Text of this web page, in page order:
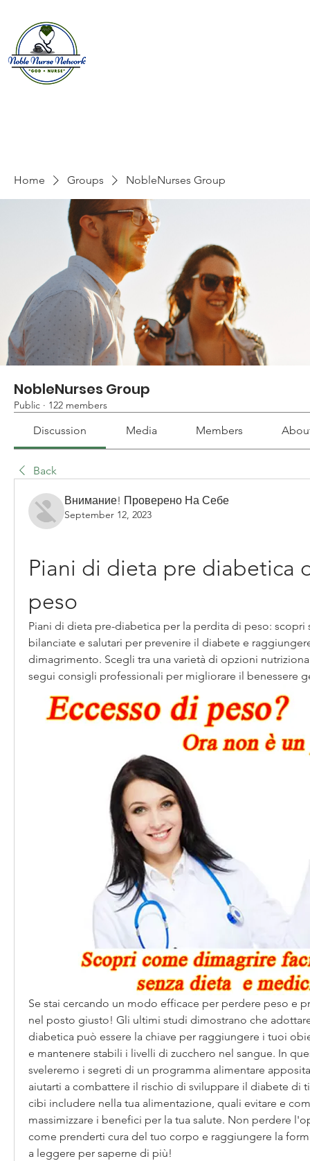
Home Groups NobleNurses Group
NobleNurses Group
Public · 122 members
Discussion Media Members
Back
Внимание! Проверено На Себе
September 12, 2023
Piani di dieta pre diabetica
peso
Piani di dieta pre-diabetica per la perdita di peso: scopri
bilanciate e salutari per prevenire il diabete e
dimagrimento. Scegli tra una varietà di opzioni
segui consigli professionali per migliorare il benessere
Se stai cercando un modo efficace per perdere peso e
nel posto giusto! Gli ultimi studi dimostrano che
diabetica può essere la chiave per raggiungere i tuoi
e mantenere stabili i livelli di zucchero nel sangue. In
sveleremo i segreti di un programma alimentare
aiutarti a combattere il rischio di sviluppare il diabete di
cibi includere nella tua alimentazione, quali evitare e
massimizzare i benefici per la tua salute. Non perdere
come prenderti cura del tuo corpo e raggiungere la
a leggere per saperne di più!